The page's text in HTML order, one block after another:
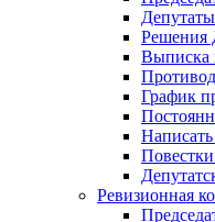
Решения
Выписка
График
Ревизионная